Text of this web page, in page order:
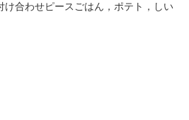
け合わせピースごはん，ポテト，しい